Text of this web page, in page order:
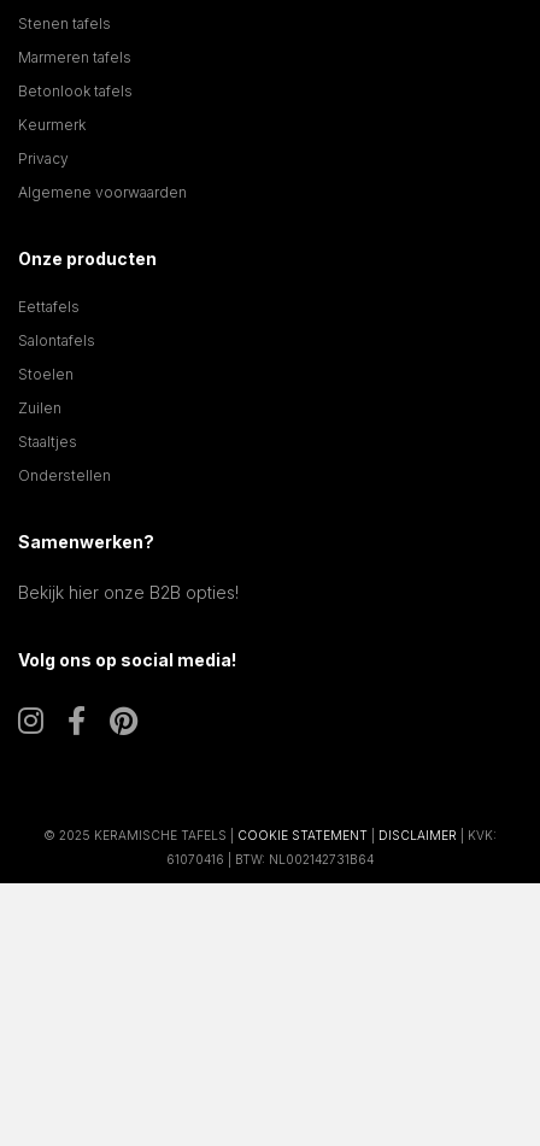
Stenen tafels
Marmeren tafels
Betonlook tafels
Keurmerk
Privacy
Algemene voorwaarden
Onze producten
Eettafels
Salontafels
Stoelen
Zuilen
Staaltjes
Onderstellen
Samenwerken?
Bekijk hier onze B2B opties!
Volg ons op social media!
© 2025 KERAMISCHE TAFELS | COOKIE STATEMENT DISCLAIMER | KVK:
61070416 | BTW: NL002142731B64